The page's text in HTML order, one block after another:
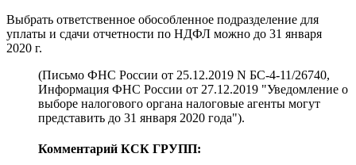
Выбрать ответственное обособленное подразделение для
уплаты и сдачи отчетности по НДФЛ можно до 31 января
2020 г.
(Письмо ФНС России от 25.12.2019 N БС-4-11/26740,
Информация ФНС России от 27.12.2019 "Уведомление о
выборе налогового органа налоговые агенты могут
представить до 31 января 2020 года").
Комментарий КСК ГРУПП: